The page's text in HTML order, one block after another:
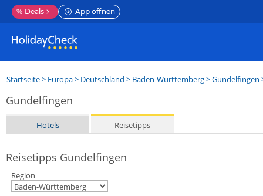
% Deals App öffnen
Startseite> Europa> Deutschland > Baden-Württemberg>Gundelfingen
Gundelfingen
Hotels Reisetipps
Reisetipps Gundelfingen
Region